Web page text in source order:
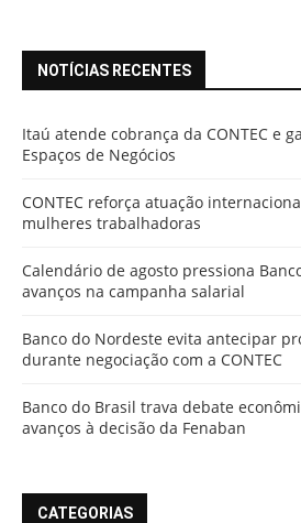
NOTÍCIAS RECENTES
Itaú atende cobrança da CONTEC e
Espaços de Negócios
CONTEC reforça atuação
mulheres trabalhadoras
Calendário de agosto pressiona
avanços na campanha salarial
Banco do Nordeste evita antecipar
durante negociação com a CONTEC
Banco do Brasil trava debate
avanços à decisão da Fenaban
CATEGORIAS